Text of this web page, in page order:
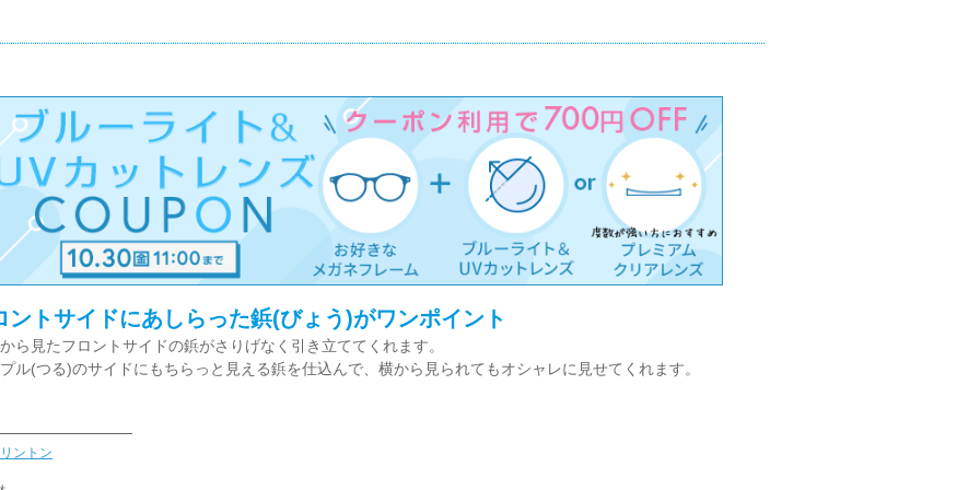
ントサイドにあしらった鋲(びょう)がワンポイント
ら見たフロントサイドの鋲がさりげなく引き立ててくれます。
ル(つる)のサイドにもちらっと見える鋲を仕込んで、横から見られてもオシャレに見せてくれます。
ントン